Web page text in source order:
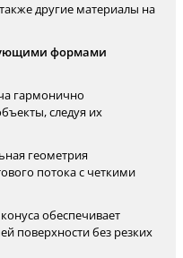
другие материалы на
формами
гармонично
следуя их
геометрия
потока с четкими
обеспечивает
поверхности без резких